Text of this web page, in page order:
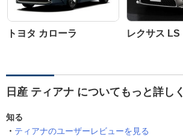
トヨタ カローラ レクサス LS
日産 ティアナ についてもっと詳しく
知る
ティアナのユーザーレビューを見る